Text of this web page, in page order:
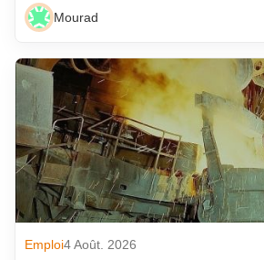
Mourad
Emploi4 Août. 2026